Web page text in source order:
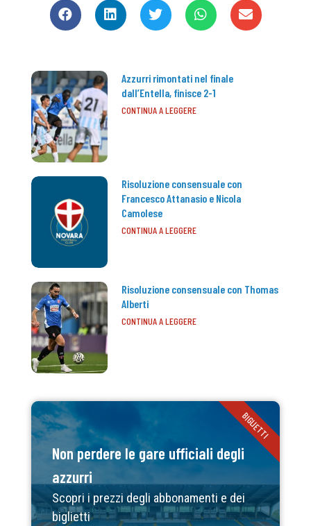
Azzurri rimontati nel finale
dall’Entella, finisce 2-1
CONTINUA A LEGGERE
Risoluzione consensuale con
Francesco Attanasio e Nicola
Camolese
CONTINUA A LEGGERE
Risoluzione consensuale con Thomas
Alberti
CONTINUA A LEGGERE
Non perdere le gare ufficiali degli
azzurri
Scopri i prezzi degli abbonamenti e dei
biglietti
BIGLIETTI